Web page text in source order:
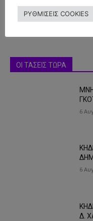
ΟΙ ΤΑΣΕΙΣ ΤΩΡΑ
6
6
Δ.
ΡΥΘΜΙΣΕΙΣ COOKIES